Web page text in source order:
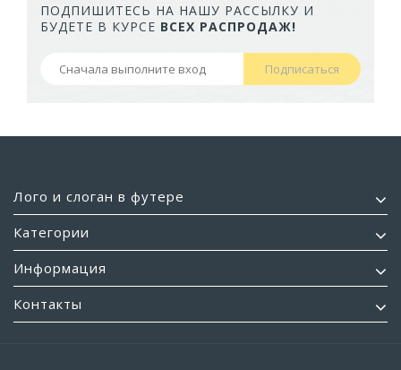
ПОДПИШИТЕСЬ НА НАШУ РАССЫЛКУ И
БУДЕТЕ В КУРСЕ ВСЕХ РАСПРОДАЖ!
Подписаться
Лого и слоган в футере
Категории
Информация
Контакты